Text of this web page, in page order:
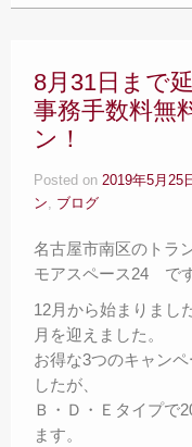
8月31日まで
事務手数料無
ン！
Posted on 2019年5月25
ン
ブログ
名古屋市南区のトラ
モアスペース24 です
12月から始まりまし
月を迎えました。
お得な3つのキャン
したが、
Ｂ・Ｄ・Ｅタイプで
ます。